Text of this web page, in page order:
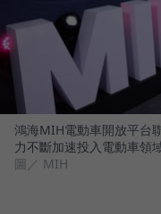
鴻海MIH電動車開放平台
力不斷加速投入電動車領
圖／ MIH